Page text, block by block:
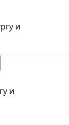
и
и